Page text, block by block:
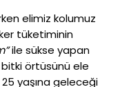
elimiz kolumuz
tüketiminin
ile sükse yapan
örtüsünü ele
25 yaşına geleceği